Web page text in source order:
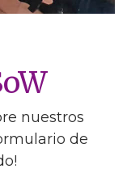
nuestros
de